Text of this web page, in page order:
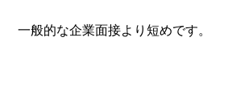
一般的な企業面接より短めです。